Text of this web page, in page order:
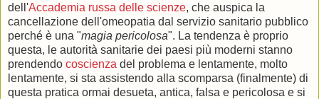
dell'Accademia russa delle scienze, che auspica la
cancellazione dell'omeopatia dal servizio sanitario pubblico
perché è una "magia pericolosa". La tendenza è proprio
questa, le autorità sanitarie dei paesi più moderni stanno
prendendo coscienza del problema e lentamente, molto
lentamente, si sta assistendo alla scomparsa (finalmente) di
questa pratica ormai desueta, antica, falsa e pericolosa e si